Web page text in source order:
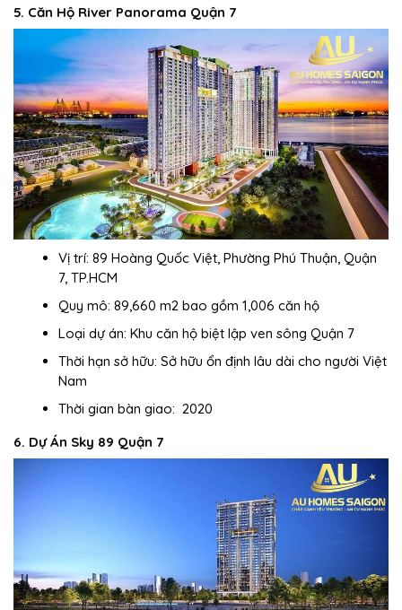
5. Căn Hộ River Panorama Quận 7
Vị trí: 89 Hoàng Quốc Việt, Phường Phú Thuận, Quận
7, TP.HCM
Quy mô: 89,660 m2 bao gồm 1,006 căn hộ
Loại dự án: Khu căn hộ biệt lập ven sông Quận 7
Thời hạn sở hữu: Sở hữu ổn định lâu dài cho người Việt
Nam
Thời gian bàn giao: 2020
6. Dự Án Sky 89 Quận 7